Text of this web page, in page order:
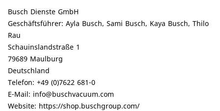
Busch Dienste GmbH
Geschäftsführer: Ayla Busch, Sami Busch, Kaya Busch, Thilo
Rau
Schauinslandstraße 1
79689 Maulburg
Deutschland
Telefon: +49 (0)7622 681-0
E-Mail: info@buschvacuum.com
Website: https://shop.buschgroup.com/